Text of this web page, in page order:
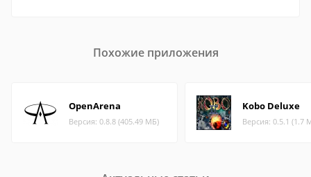
Похожие приложения
OpenArena
Версия: 0.8.8 (405.49 МБ)
Kobo Deluxe
Версия: 0.5.1 (1.7